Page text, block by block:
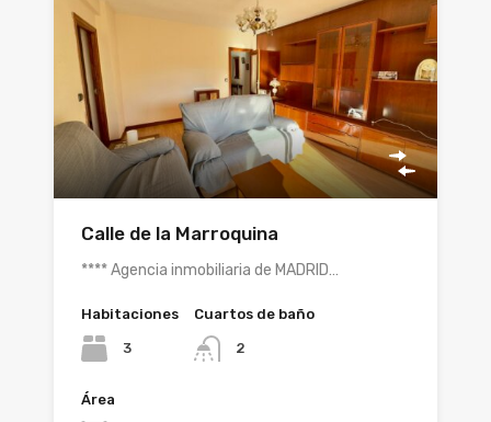
Calle de la Marroquina
**** Agencia inmobiliaria de MADRID…
Habitaciones
3
Cuartos de baño
2
Área